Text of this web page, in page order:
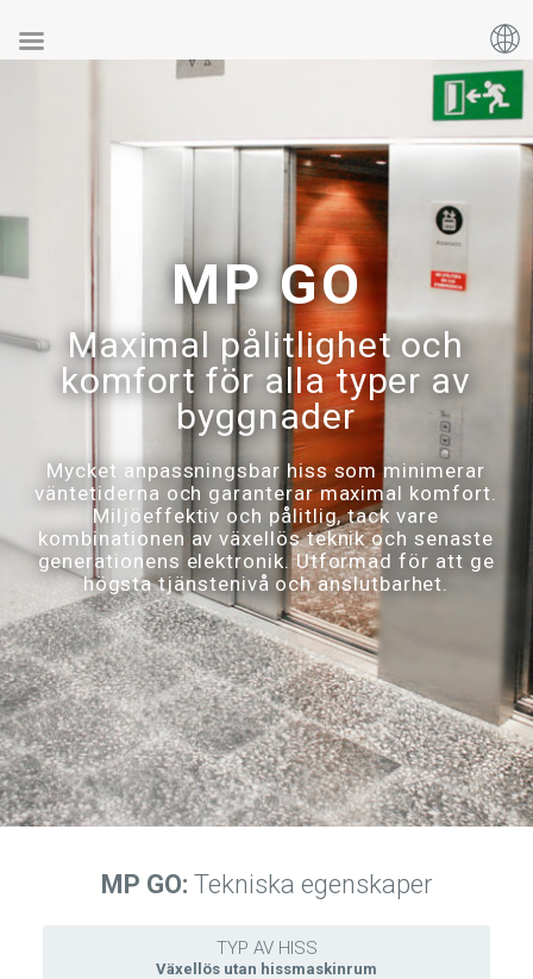
MP GO
Maximal pålitlighet och
komfort för alla typer av
byggnader
Mycket anpassningsbar hiss som minimerar
väntetiderna och garanterar maximal komfort.
Miljöeffektiv och pålitlig, tack vare
kombinationen av växellös teknik och senaste
generationens elektronik. Utformad för att ge
högsta tjänstenivå och anslutbarhet.
MP GO: Tekniska egenskaper
TYP AV HISS
Växellös utan hissmaskinrum